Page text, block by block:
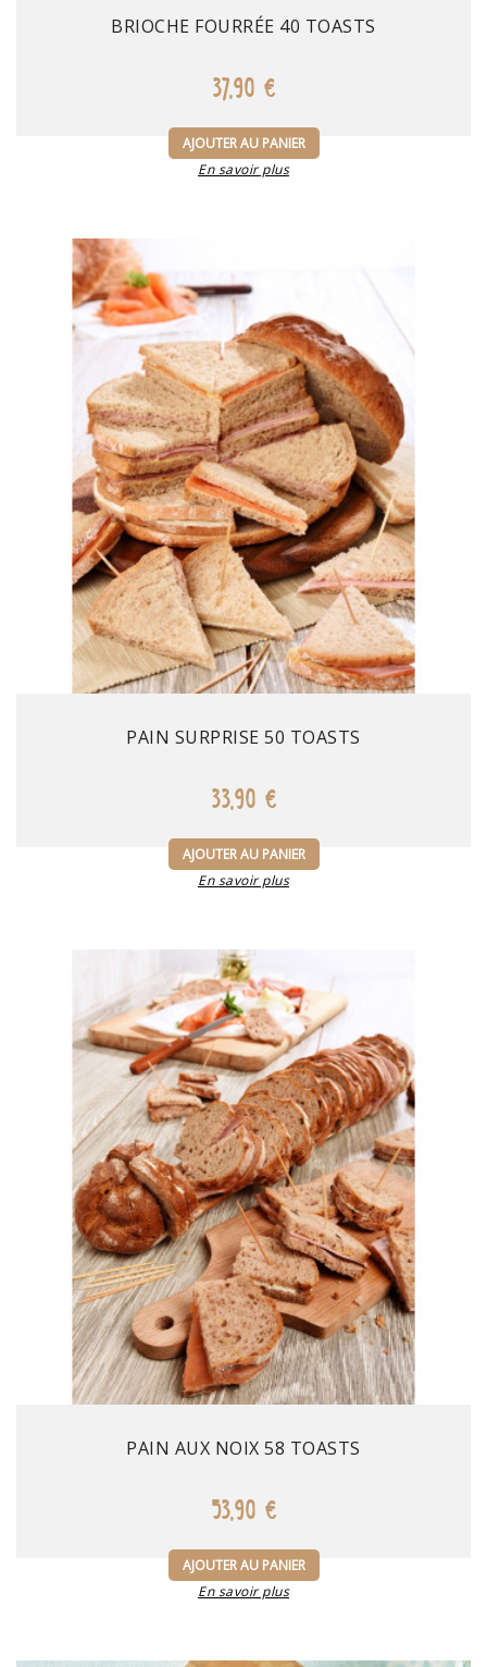
Prix
BRIOCHE FOURRÉE 40 TOASTS
37,90 €
AJOUTER AU PANIER
En savoir plus
PAIN SURPRISE 50 TOASTS
33,90 €
AJOUTER AU PANIER
En savoir plus
PAIN AUX NOIX 58 TOASTS
53,90 €
AJOUTER AU PANIER
En savoir plus